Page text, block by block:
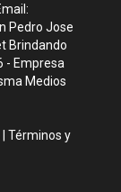
Pedro Jose
Brindando
- Empresa
Medios
|Términos y